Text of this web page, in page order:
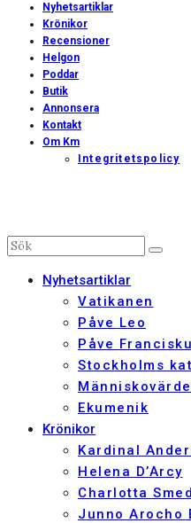
Nyhetsartiklar
Krönikor
Recensioner
Helgon
Poddar
Butik
Annonsera
Kontakt
Om Km
Integritetspolicy
Nyhetsartiklar
Vatikanen
Påve Leo
Påve
Stockholms
Människovärde
Ekumenik
Krönikor
Kardinal
Helena D’Arcy
Charlotta
Junno Arocho